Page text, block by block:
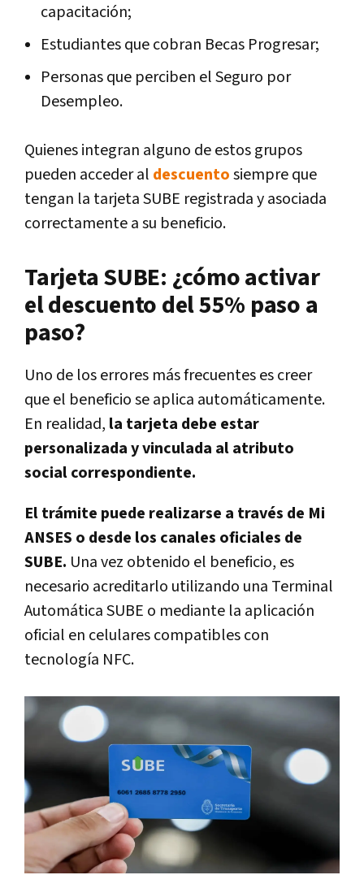
capacitación;
Estudiantes que cobran Becas Progresar;
Personas que perciben el Seguro por
Desempleo.
Quienes integran alguno de estos grupos
pueden acceder al descuentosiempre que
tengan la tarjeta SUBE registrada y asociada
correctamente a su beneficio.
Tarjeta SUBE: ¿cómo activar
el descuento del 55% paso a
paso?
Uno de los errores más frecuentes es creer
que el beneficio se aplica automáticamente.
En realidad, la tarjeta debe estar
personalizada y vinculada al atributo
social correspondiente.
El trámite puede realizarse a través de Mi
ANSES o desde los canales oficiales de
SUBE. Una vez obtenido el beneficio, es
necesario acreditarlo utilizando una Terminal
Automática SUBE o mediante la aplicación
oficial en celulares compatibles con
tecnología NFC.